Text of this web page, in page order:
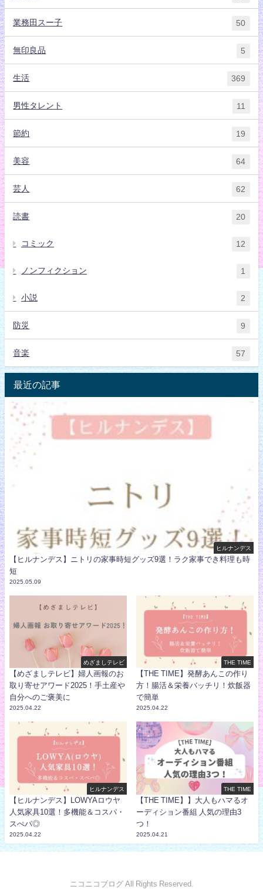
業務田スー子 50
無印良品 5
生活 369
男性タレント 11
節約 19
美容 64
芸人 62
読書 20
コミック 12
ノンフィクション 1
小説 2
防災 9
音楽 57
最近の記事
ヒルナンデス
【ヒルナンデス】ニトリの家事時短グッズ9選！ラク家事でき料理も時
短
2025.05.09
めざましテレビ
【めざましテレビ】婦人画報のお
取り寄せアワード2025！手土産や
自分へのご褒美に
2025.04.22
THE TIME
【THE TIME】発酵あんこの作り
方！腸活＆栄養バッチリ！炊飯器
で簡単
2025.04.22
ヒルナンデス
【ヒルナンデス】LOWYAロウヤ
人気家具10選！多機能＆コスパ・
スぺパ◎
2025.04.22
THE TIME
【THE TIME】】大人もハマるオ
ーディション番組 人気の理由3
つ！
2025.04.21
ニコニコブログ All Rights Reserved.